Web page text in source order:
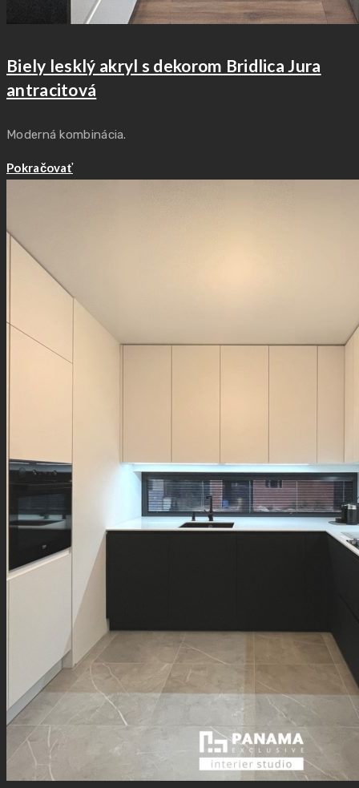
Biely lesklý akryl s dekorom Bridlica Jura
antracitová
Moderná kombinácia.
Pokračovať